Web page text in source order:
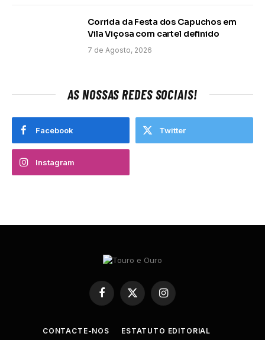
Corrida da Festa dos Capuchos em
Vila Viçosa com cartel definido
7 de Agosto, 2026
AS NOSSAS REDES SOCIAIS!
Facebook Twitter
Instagram
Facebook
X
(Twitter)
Instagram
CONTACTE-NOS ESTATUTO EDITORIAL